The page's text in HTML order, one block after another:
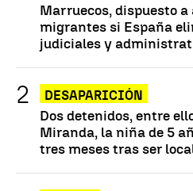
Marruecos, dispuesto a
migrantes si España
judiciales y
DESAPARICIÓN
Dos detenidos, entre
Miranda, la niña de 5
tres meses tras ser